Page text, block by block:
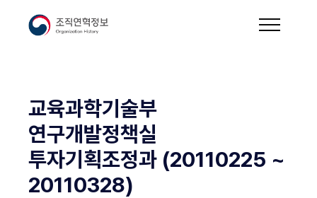
교육과학기술부
연구개발정책실
투자기획조정과 (20110225 ~
20110328)